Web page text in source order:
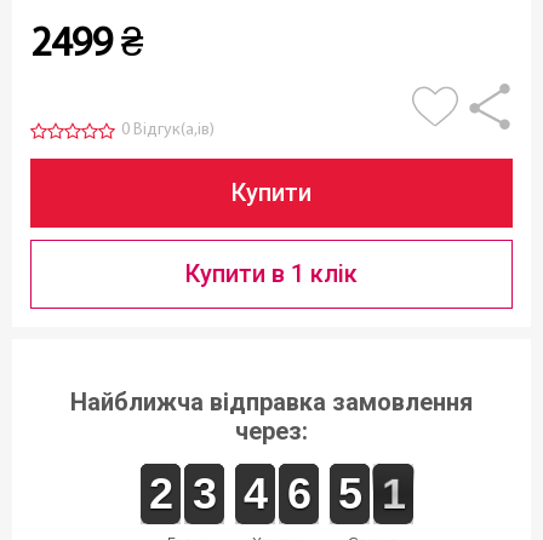
2499 ₴
0 Відгук(а,ів)
Купити
Купити в 1 клік
Найближча відправка замовлення
через:
1
1
2
2 2
2
3
3 3
3
4
4 5
5
6
6 4
4
5
5 1
0